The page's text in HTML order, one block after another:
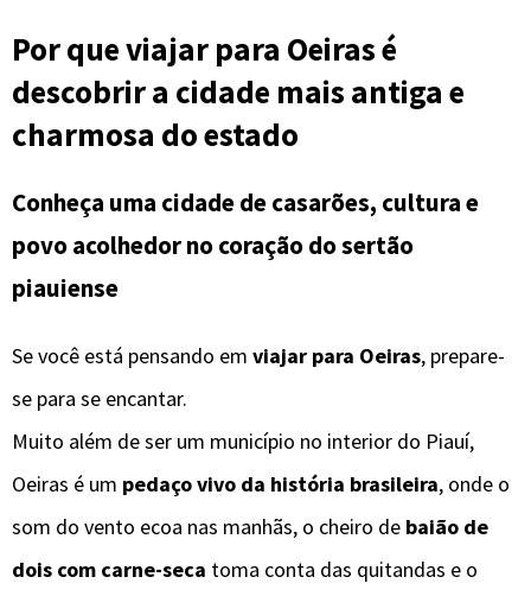
Por que viajar para Oeiras é
descobrir a cidade mais antiga e
charmosa do estado
Conheça uma cidade de casarões, cultura e
povo acolhedor no coração do sertão
piauiense
Se você está pensando em viajar para Oeiras, prepare-
se para se encantar.
Muito além de ser um município no interior do Piauí,
Oeiras é um pedaço vivo da história brasileira, onde o
som do vento ecoa nas manhãs, o cheiro de baião de
dois com carne-seca toma conta das quitandas e o